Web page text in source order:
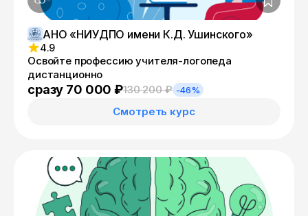
АНО «НИУДПО имени К.Д. Ушинского»
4.9
Освойте профессию учителя-логопеда
дистанционно
сразу 70 000 ₽130 200 ₽ -46%
Смотреть курс